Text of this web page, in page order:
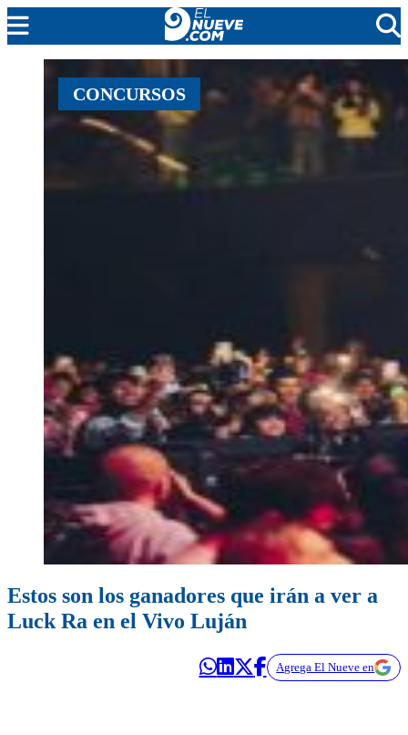
MENDOZA
CADA DÍA
ARGENTINA
CONCURSOS
Estos son los ganadores que irán a ver a
Luck Ra en el Vivo Luján
Agrega El Nueve en